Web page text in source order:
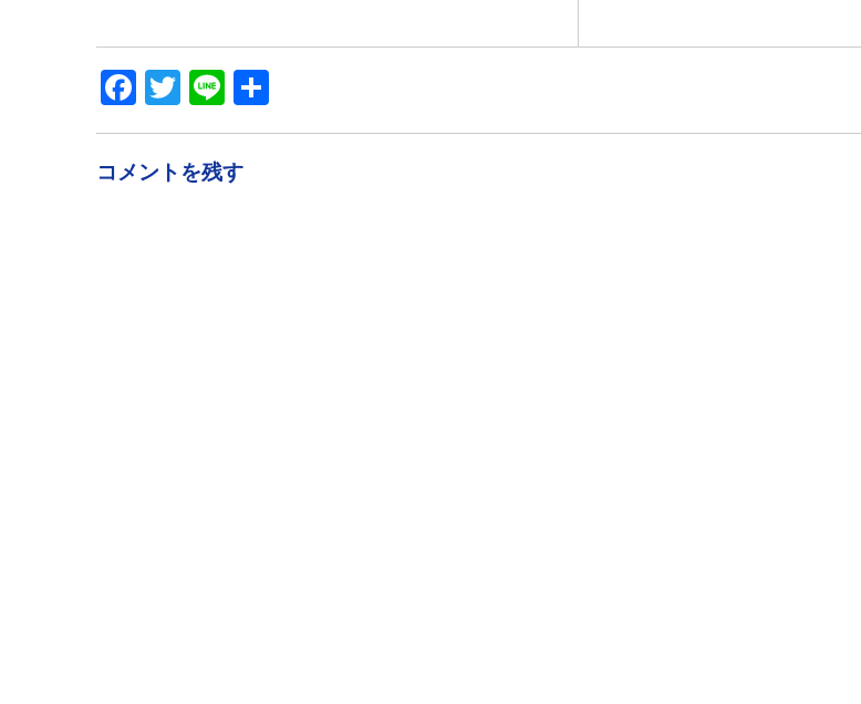
Facebook
Twitter
Line
有
コメントを残す